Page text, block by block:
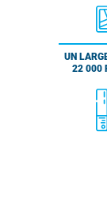
UN
22 000